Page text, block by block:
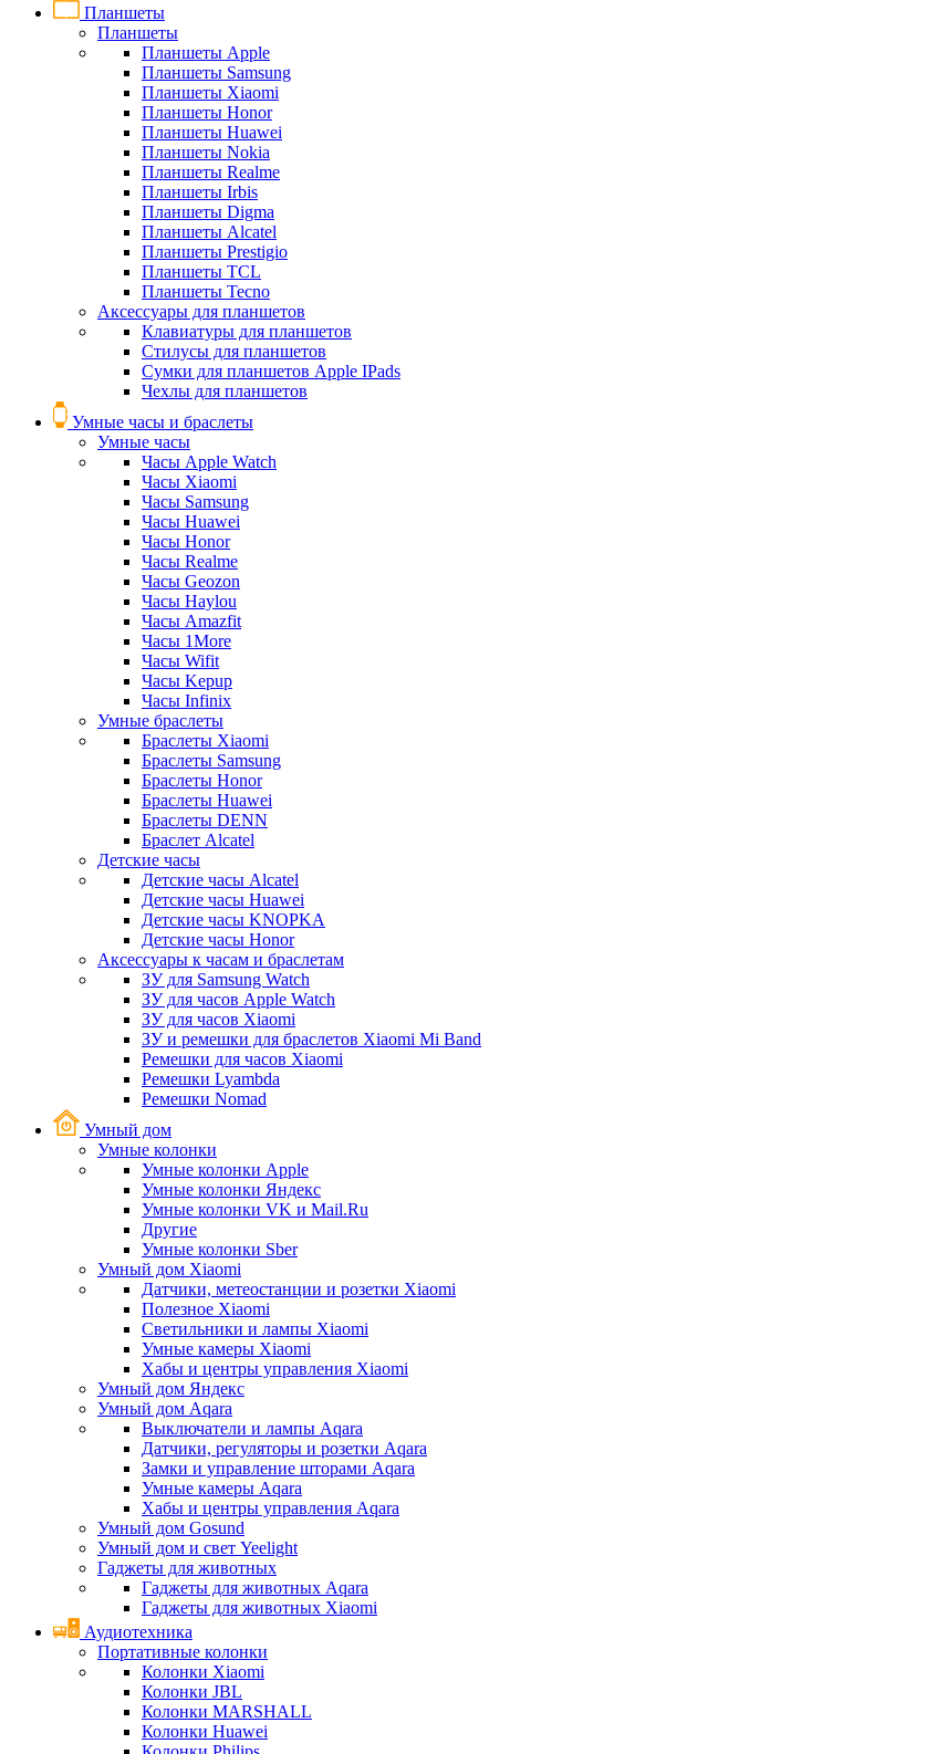
Планшеты
Планшеты
Планшеты Apple
Планшеты Samsung
Планшеты Xiaomi
Планшеты Honor
Планшеты Huawei
Планшеты Nokia
Планшеты Realme
Планшеты Irbis
Планшеты Digma
Планшеты Alcatel
Планшеты Prestigio
Планшеты TCL
Планшеты Tecno
Аксессуары для планшетов
Клавиатуры для планшетов
Стилусы для планшетов
Сумки для планшетов Apple IPads
Чехлы для планшетов
Умные часы и браслеты
Умные часы
Часы Apple Watch
Часы Xiaomi
Часы Samsung
Часы Huawei
Часы Honor
Часы Realme
Часы Geozon
Часы Haylou
Часы Amazfit
Часы 1More
Часы Wifit
Часы Kepup
Часы Infinix
Умные браслеты
Браслеты Xiaomi
Браслеты Samsung
Браслеты Honor
Браслеты Huawei
Браслеты DENN
Браслет Alcatel
Детские часы
Детские часы Alcatel
Детские часы Huawei
Детские часы KNOPKA
Детские часы Honor
Аксессуары к часам и браслетам
ЗУ для Samsung Watch
ЗУ для часов Apple Watch
ЗУ для часов Xiaomi
ЗУ и ремешки для браслетов Xiaomi Mi Band
Ремешки для часов Xiaomi
Ремешки Lyambda
Ремешки Nomad
Умный дом
Умные колонки
Умные колонки Apple
Умные колонки Яндекс
Умные колонки VK и Mail.Ru
Другие
Умные колонки Sber
Умный дом Xiaomi
Датчики, метеостанции и розетки Xiaomi
Полезное Xiaomi
Светильники и лампы Xiaomi
Умные камеры Xiaomi
Хабы и центры управления Xiaomi
Умный дом Яндекс
Умный дом Aqara
Выключатели и лампы Aqara
Датчики, регуляторы и розетки Aqara
Замки и управление шторами Aqara
Умные камеры Aqara
Хабы и центры управления Aqara
Умный дом Gosund
Умный дом и свет Yeelight
Гаджеты для животных
Гаджеты для животных Aqara
Гаджеты для животных Xiaomi
Аудиотехника
Портативные колонки
Колонки Xiaomi
Колонки JBL
Колонки MARSHALL
Колонки Huawei